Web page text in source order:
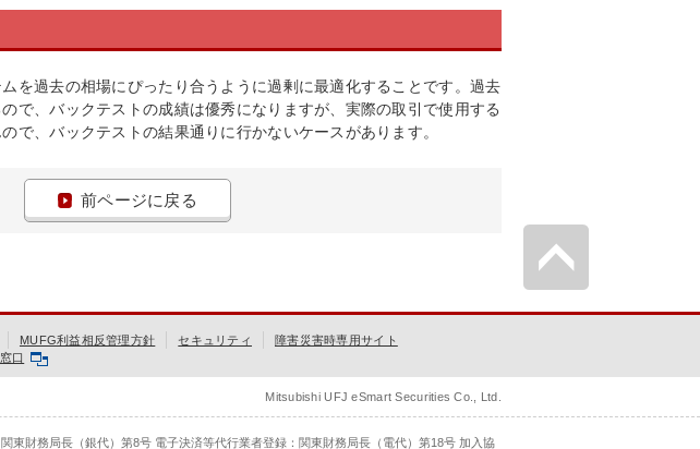
を過去の相場にぴったり合うように過剰に最適化することです。過去
で、バックテストの成績は優秀になりますが、実際の取引で使用する
で、バックテストの結果通りに行かないケースがあります。
前ページに戻る
MUFG利益相反管理方針 セキュリティ
障害災害時専用サイト
口
Mitsubishi UFJ eSmart Securities Co., Ltd.
財務局長（銀代）第8号 電子決済等代行業者登録：関東財務局長（電代）第18号 加入協